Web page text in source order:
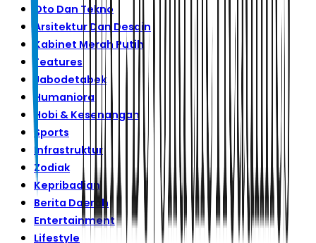
Oto Dan Tekno
Arsitektur Dan Desain
Kabinet Merah Putih
Features
Jabodetabek
Humaniora
Hobi & Kesenangan
Sports
Infrastruktur
Zodiak
Kepribadian
Berita Daerah
Entertainment
Lifestyle